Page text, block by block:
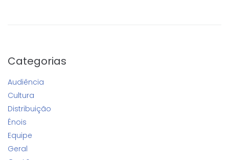
Categorias
Audiência
Cultura
Distribuição
Énois
Equipe
Geral